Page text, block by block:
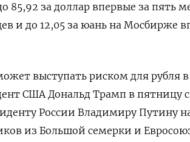
85,92 за доллар впервые за пять
и до 12,05 за юань на Мосбирже
выступать риском для рубля в
США Дональд Трамп в пятницу
России Владимиру Путину
из Большой семерки и